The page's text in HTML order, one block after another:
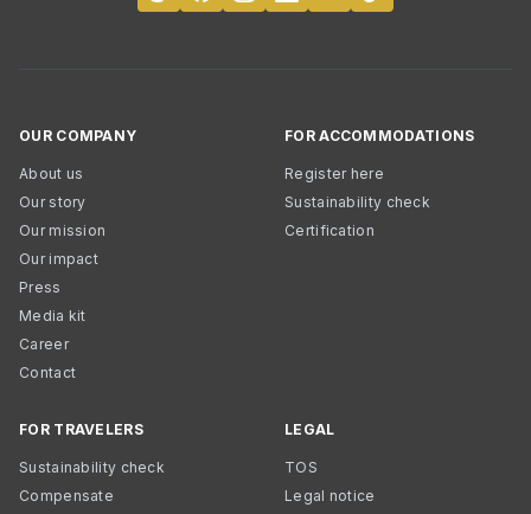
OUR COMPANY
About us
Our story
Our mission
Our impact
Press
Media kit
Career
Contact
FOR ACCOMMODATIONS
Register here
Sustainability check
Certification
FOR TRAVELERS
Sustainability check
Compensate
LEGAL
TOS
Legal notice